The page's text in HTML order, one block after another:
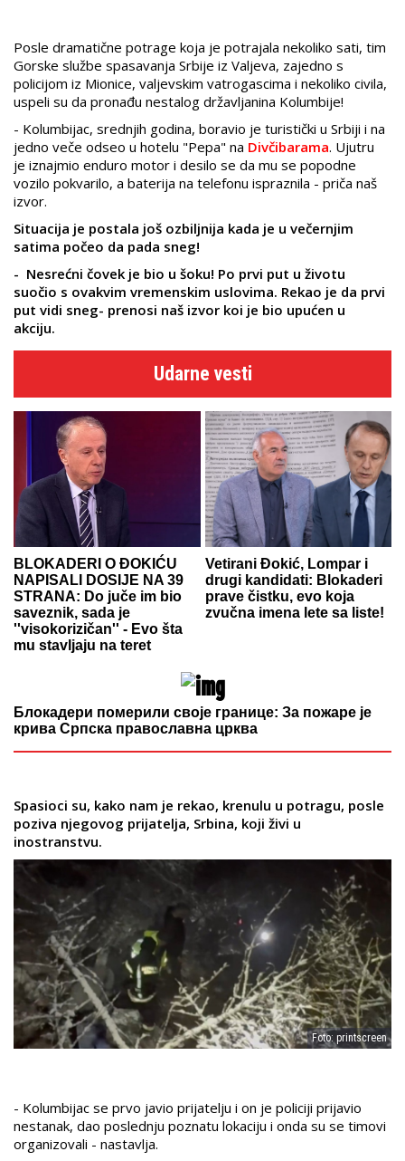
Posle dramatične potrage koja je potrajala nekoliko sati, tim
Gorske službe spasavanja Srbije iz Valjeva, zajedno s
policijom iz Mionice, valjevskim vatrogascima i nekoliko civila,
uspeli su da pronađu nestalog državljanina Kolumbije!
- Kolumbijac, srednjih godina, boravio je turistički u Srbiji i na
jedno veče odseo u hotelu "Pepa" na Divčibarama. Ujutru
je iznajmio enduro motor i desilo se da mu se popodne
vozilo pokvarilo, a baterija na telefonu ispraznila - priča naš
izvor.
Situacija je postala još ozbiljnija kada je u večernjim
satima počeo da pada sneg!
- Nesrećni čovek je bio u šoku! Po prvi put u životu
suočio s ovakvim vremenskim uslovima. Rekao je da prvi
put vidi sneg- prenosi naš izvor koi je bio upućen u
akciju.
Udarne vesti
BLOKADERI O ĐOKIĆU
NAPISALI DOSIJE NA 39
STRANA: Do juče im bio
saveznik, sada je
''visokorizičan'' - Evo šta
mu stavljaju na teret
Vetirani Đokić, Lompar i
drugi kandidati: Blokaderi
prave čistku, evo koja
zvučna imena lete sa liste!
Блокадери померили своје границе: За пожаре је
крива Српска православна црква
Spasioci su, kako nam je rekao, krenulu u potragu, posle
poziva njegovog prijatelja, Srbina, koji živi u
inostranstvu.
Foto: printscreen
- Kolumbijac se prvo javio prijatelju i on je policiji prijavio
nestanak, dao poslednju poznatu lokaciju i onda su se timovi
organizovali - nastavlja.